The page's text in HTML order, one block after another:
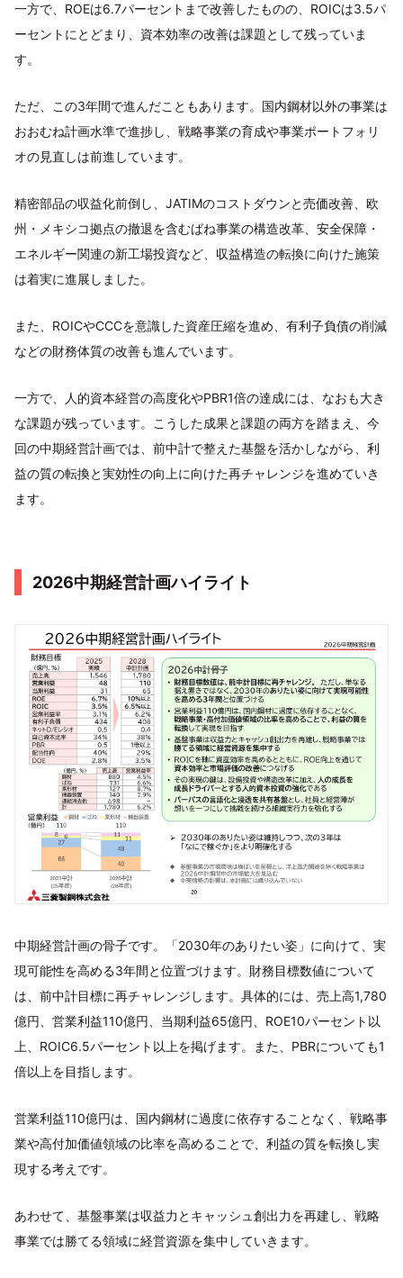
一方で、ROEは6.7パーセントまで改善したものの、ROICは3.5パ
ーセントにとどまり、資本効率の改善は課題として残っていま
す。
ただ、この3年間で進んだこともあります。国内鋼材以外の事業は
おおむね計画水準で進捗し、戦略事業の育成や事業ポートフォリ
オの見直しは前進しています。
精密部品の収益化前倒し、JATIMのコストダウンと売価改善、欧
州・メキシコ拠点の撤退を含むばね事業の構造改革、安全保障・
エネルギー関連の新工場投資など、収益構造の転換に向けた施策
は着実に進展しました。
また、ROICやCCCを意識した資産圧縮を進め、有利子負債の削減
などの財務体質の改善も進んでいます。
一方で、人的資本経営の高度化やPBR1倍の達成には、なおも大き
な課題が残っています。こうした成果と課題の両方を踏まえ、今
回の中期経営計画では、前中計で整えた基盤を活かしながら、利
益の質の転換と実効性の向上に向けた再チャレンジを進めていき
ます。
2026中期経営計画ハイライト
中期経営計画の骨子です。「2030年のありたい姿」に向けて、実
現可能性を高める3年間と位置づけます。財務目標数値について
は、前中計目標に再チャレンジします。具体的には、売上高1,780
億円、営業利益110億円、当期利益65億円、ROE10パーセント以
上、ROIC6.5パーセント以上を掲げます。また、PBRについても1
倍以上を目指します。
営業利益110億円は、国内鋼材に過度に依存することなく、戦略事
業や高付加価値領域の比率を高めることで、利益の質を転換し実
現する考えです。
あわせて、基盤事業は収益力とキャッシュ創出力を再建し、戦略
事業では勝てる領域に経営資源を集中していきます。